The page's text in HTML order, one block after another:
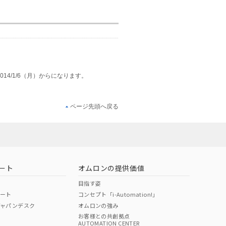
1/6（月）からになります。
ページ先頭へ戻る
ト
ト
パンデスク
オムロンの提供価値
目指す姿
コンセプト「i-Automation!」
オムロンの強み
お客様との共創拠点
AUTOMATION CENTER